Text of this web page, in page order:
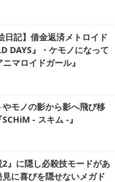
日記】借金返済メトロイド
DAYS』・ケモノになって
マロイドガール』
やモノの影から影へ飛び移
- スキム -』
』に隠し必殺技モードがあ
に喜びを隠せないメガド